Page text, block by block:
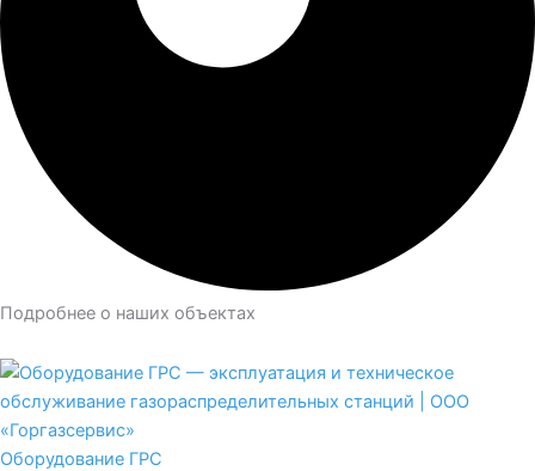
Подробнее о наших объектах
Оборудование ГРС